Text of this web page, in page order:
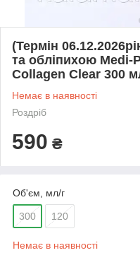
(Термін
та обліпихою Medi-
Collagen Clear 300
Немає в наявності
Роздріб
590 ₴
Об'єм, мл/г
300 120
Немає в наявності